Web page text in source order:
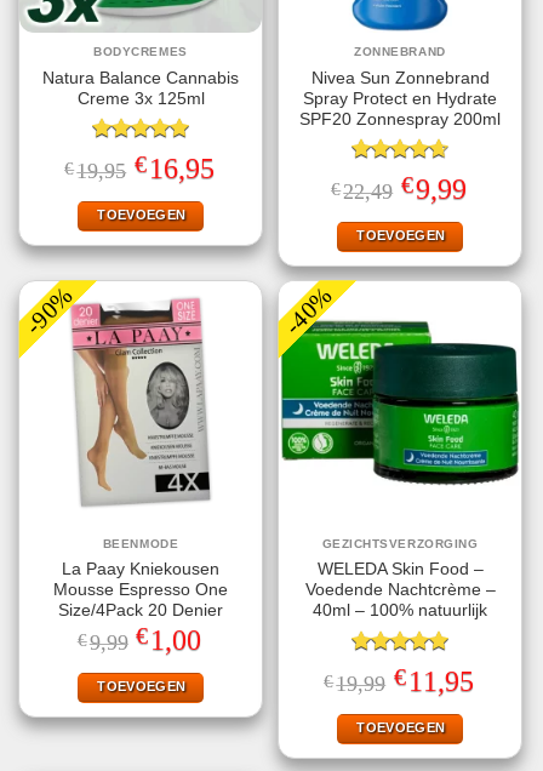
BODYCREMES
Natura Balance Cannabis
Creme 3x 125ml
Gewaardeerd
5.00uit 5
€19,95 Oorspronkelijke
prijs
was:
€19,95.
€16,95prijs
TOEVOEGEN
ZONNEBRAND
Nivea Sun Zonnebrand
Spray Protect en Hydrate
SPF20 Zonnespray 200ml
Gewaardeerd
4.67uit 5
€22,49 Oorspronkelijke
prijs
was:
€22,49.
€9,99Huidige
prijs
TOEVOEGEN
-90%
BEENMODE
La Paay Kniekousen
Mousse Espresso One
Size/4Pack 20 Denier
€9,99 Oorspronkelijke
prijs
was:
€9,99.
€1,00
is:
€1,00.
TOEVOEGEN
-40%
GEZICHTSVERZORGING
WELEDA Skin Food –
Voedende Nachtcrème –
40ml – 100% natuurlijk
Gewaardeerd
5.00uit 5
€19,99 Oorspronkelijke
prijs
was:
€19,99.
€11,95prijs
TOEVOEGEN